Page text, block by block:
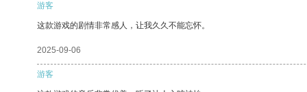
游客
这款游戏的剧情非常感人，让我久久不能忘怀。
2025-09-06
游客